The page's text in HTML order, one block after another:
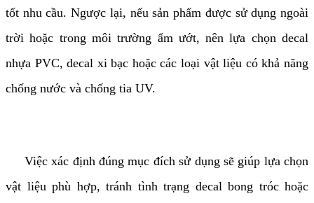
tốt nhu cầu. Ngược lại, nếu sản phẩm được sử dụng ngoài
trời hoặc trong môi trường ẩm ướt, nên lựa chọn decal
nhựa PVC, decal xi bạc hoặc các loại vật liệu có khả năng
chống nước và chống tia UV.
Việc xác định đúng mục đích sử dụng sẽ giúp lựa chọn
vật liệu phù hợp, tránh tình trạng decal bong tróc hoặc